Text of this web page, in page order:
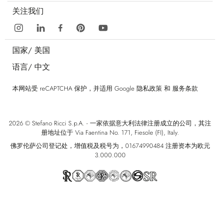
关注我们
国家/ 美国
语言/ 中文
本网站受 reCAPTCHA 保护，并适用 Google 隐私政策 和 服务条款
2026 © Stefano Ricci S.p.A. - 一家依据意大利法律注册成立的公司，其注
册地址位于 Via Faentina No. 171, Fiesole (FI), Italy.
佛罗伦萨公司登记处，增值税及税号为，01674990484 注册资本为欧元
3.000.000